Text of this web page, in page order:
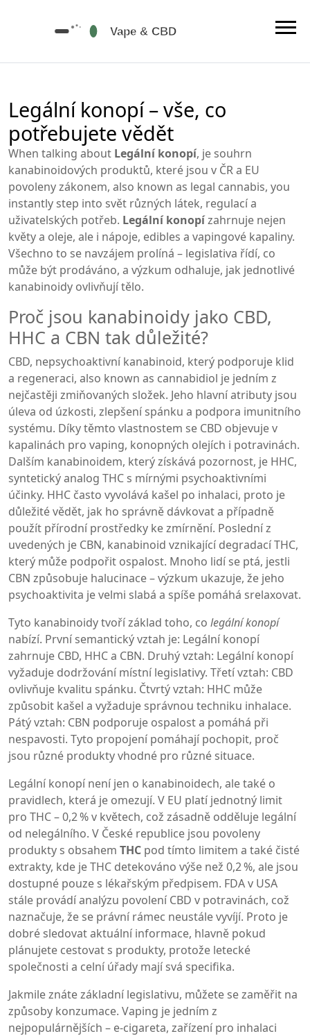
Legální konopí – vše, co
potřebujete vědět
When talking about Legální konopí, je souhrn
kanabinoidových produktů, které jsou v ČR a EU
povoleny zákonem, also known as legal cannabis, you
instantly step into svět různých látek, regulací a
uživatelských potřeb. Legální konopízahrnuje nejen
květy a oleje, ale i nápoje, edibles a vapingové kapaliny.
Všechno to se navzájem prolíná – legislativa řídí, co
může být prodáváno, a výzkum odhaluje, jak jednotlivé
kanabinoidy ovlivňují tělo.
Proč jsou kanabinoidy jako CBD,
HHC a CBN tak důležité?
CBD, nepsychoaktivní kanabinoid, který podporuje klid
a regeneraci, also known as cannabidiol je jedním z
nejčastěji zmiňovaných složek. Jeho hlavní atributy jsou
úleva od úzkosti, zlepšení spánku a podpora imunitního
systému. Díky těmto vlastnostem se CBD objevuje v
kapalinách pro vaping, konopných olejích i potravinách.
Dalším kanabinoidem, který získává pozornost, je HHC,
syntetický analog THC s mírnými psychoaktivními
účinky. HHC často vyvolává kašel po inhalaci, proto je
důležité vědět, jak ho správně dávkovat a případně
použít přírodní prostředky ke zmírnění. Poslední z
uvedených je CBN, kanabinoid vznikající degradací THC,
který může podpořit ospalost. Mnoho lidí se ptá, jestli
CBN způsobuje halucinace – výzkum ukazuje, že jeho
psychoaktivita je velmi slabá a spíše pomáhá srelaxovat.
Tyto kanabinoidy tvoří základ toho, co legální konopí
nabízí. První semantický vztah je: Legální konopí
zahrnuje CBD, HHC a CBN. Druhý vztah: Legální konopí
vyžaduje dodržování místní legislativy. Třetí vztah: CBD
ovlivňuje kvalitu spánku. Čtvrtý vztah: HHC může
způsobit kašel a vyžaduje správnou techniku inhalace.
Pátý vztah: CBN podporuje ospalost a pomáhá při
nespavosti. Tyto propojení pomáhají pochopit, proč
jsou různé produkty vhodné pro různé situace.
Legální konopí není jen o kanabinoidech, ale také o
pravidlech, která je omezují. V EU platí jednotný limit
pro THC – 0,2 % v květech, což zásadně odděluje legální
od nelegálního. V České republice jsou povoleny
produkty s obsahem THC pod tímto limitem a také čisté
extrakty, kde je THC detekováno výše než 0,2 %, ale jsou
dostupné pouze s lékařským předpisem. FDA v USA
stále provádí analýzu povolení CBD v potravinách, což
naznačuje, že se právní rámec neustále vyvíjí. Proto je
dobré sledovat aktuální informace, hlavně pokud
plánujete cestovat s produkty, protože letecké
společnosti a celní úřady mají svá specifika.
Jakmile znáte základní legislativu, můžete se zaměřit na
způsoby konzumace. Vaping je jedním z
nejpopulárnějších – e‑cigareta, zařízení pro inhalaci